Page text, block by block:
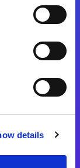
details